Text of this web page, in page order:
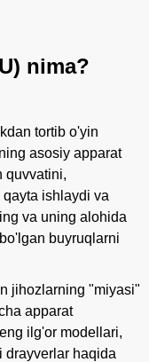
nima?
tortib o'yin
asosiy apparat
quvvatini,
ishlaydi va
va uning alohida
buyruqlarni
jihozlarning "miyasi"
apparat
ilg'or modellari,
drayverlar haqida